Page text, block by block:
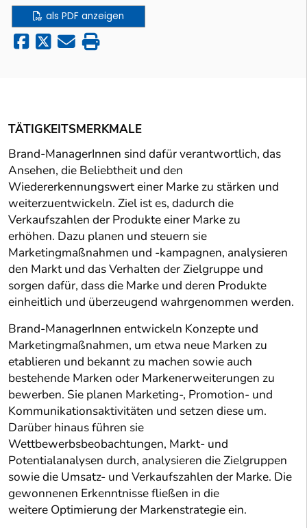
als PDF anzeigen
TÄTIGKEITSMERKMALE
Brand-ManagerInnen sind dafür verantwortlich, das
Ansehen, die Beliebtheit und den
Wiedererkennungswert einer Marke zu stärken und
weiterzuentwickeln. Ziel ist es, dadurch die
Verkaufszahlen der Produkte einer Marke zu
erhöhen. Dazu planen und steuern sie
Marketingmaßnahmen und -kampagnen, analysieren
den Markt und das Verhalten der Zielgruppe und
sorgen dafür, dass die Marke und deren Produkte
einheitlich und überzeugend wahrgenommen werden.
Brand-ManagerInnen entwickeln Konzepte und
Marketingmaßnahmen, um etwa neue Marken zu
etablieren und bekannt zu machen sowie auch
bestehende Marken oder Markenerweiterungen zu
bewerben. Sie planen Marketing-, Promotion- und
Kommunikationsaktivitäten und setzen diese um.
Darüber hinaus führen sie
Wettbewerbsbeobachtungen, Markt- und
Potentialanalysen durch, analysieren die Zielgruppen
sowie die Umsatz- und Verkaufszahlen der Marke. Die
gewonnenen Erkenntnisse fließen in die
weitere Optimierung der Markenstrategie ein.